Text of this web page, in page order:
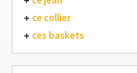
ce collier
ces baskets